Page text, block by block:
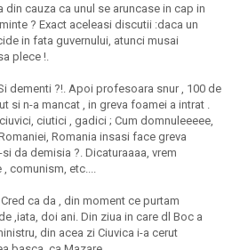
din cauza ca unul se aruncase in cap in
? Exact aceleasi discutii :daca un
in fata guvernului, atunci musai
plece !.
dementi ?!. Apoi profesoara snur , 100 de
si n-a mancat , in greva foamei a intrat .
ciutici , gadici ; Cum domnuleeeee,
Romania insasi face greva
da demisia ?. Dicaturaaaa, vrem
, comunism, etc....
ca da , din moment ce purtam
,iata, doi ani. Din ziua in care dl Boc a
din acea zi Ciuvica i-a cerut